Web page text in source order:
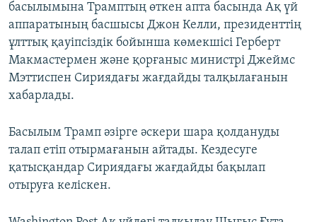
басылымына Трамптың өткен апта басында Ақ үй
аппаратының басшысы Джон Келли, президенттің
ұлттық қауіпсіздік бойынша көмекшісі Герберт
Макмастермен және қорғаныс министрі Джеймс
Мэттиспен Сириядағы жағдайды талқылағанын
хабарлады.
Басылым Трамп әзірге әскери шара қолдануды
талап етіп отырмағанын айтады. Кездесуге
қатысқандар Сириядағы жағдайды бақылап
отыруға келіскен.